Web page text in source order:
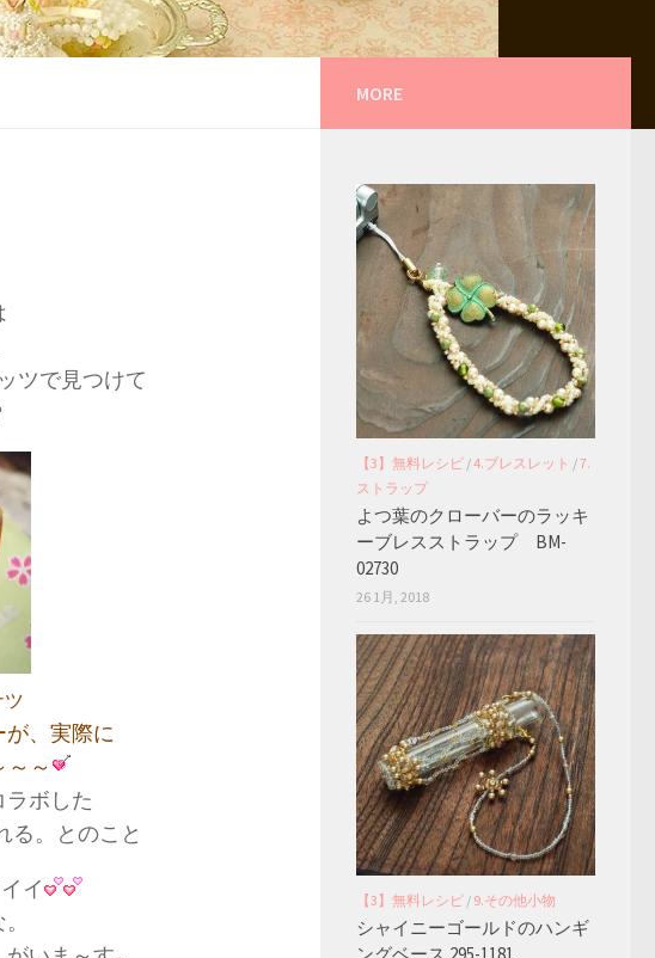
ツで見つけて
、実際に
～
ボした
る。とのこと
イ
MORE
【3】無料レシピ /4.ブレスレット /7.
ストラップ
よつ葉のクローバーのラッキ
ーブレスストラップ BM-
02730
26 1月, 2018
【3】無料レシピ / 9.その他小物
シャイニーゴールドのハンギ